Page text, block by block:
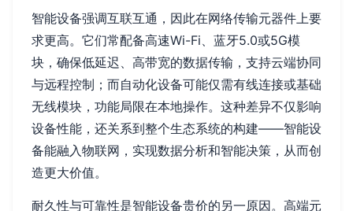
智能设备强调互联互通，因此在网络传输元器件上要
求更高。它们常配备高速Wi-Fi、蓝牙5.0或5G模
块，确保低延迟、高带宽的数据传输，支持云端协同
与远程控制；而自动化设备可能仅需有线连接或基础
无线模块，功能局限在本地操作。这种差异不仅影响
设备性能，还关系到整个生态系统的构建——智能设
备能融入物联网，实现数据分析和智能决策，从而创
造更大价值。
耐久性与可靠性是智能设备贵价的另一原因。高端元